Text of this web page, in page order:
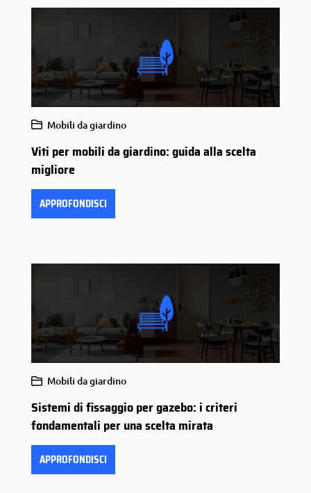
Mobili da giardino
Viti per mobili da giardino: guida alla scelta
migliore
APPROFONDISCI
Mobili da giardino
Sistemi di fissaggio per gazebo: i criteri
fondamentali per una scelta mirata
APPROFONDISCI